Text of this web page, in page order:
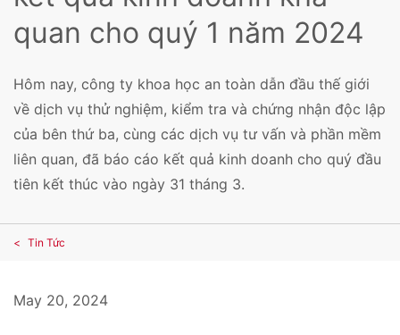
quan cho quý 1 năm 2024
Hôm nay, công ty khoa học an toàn dẫn đầu thế giới
về dịch vụ thử nghiệm, kiểm tra và chứng nhận độc lập
của bên thứ ba, cùng các dịch vụ tư vấn và phần mềm
liên quan, đã báo cáo kết quả kinh doanh cho quý đầu
tiên kết thúc vào ngày 31 tháng 3.
Tin Tức
May 20, 2024